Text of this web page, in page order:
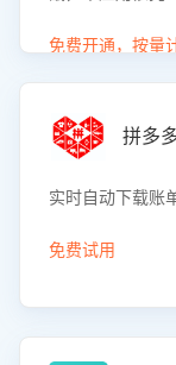
购买意向，深度
度、客服转化能
免费开通，按量
拼多
实时自动下载账
免费试用